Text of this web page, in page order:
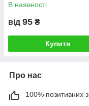
В наявності
від 95 ₴
Купити
Про нас
100% позитивних з